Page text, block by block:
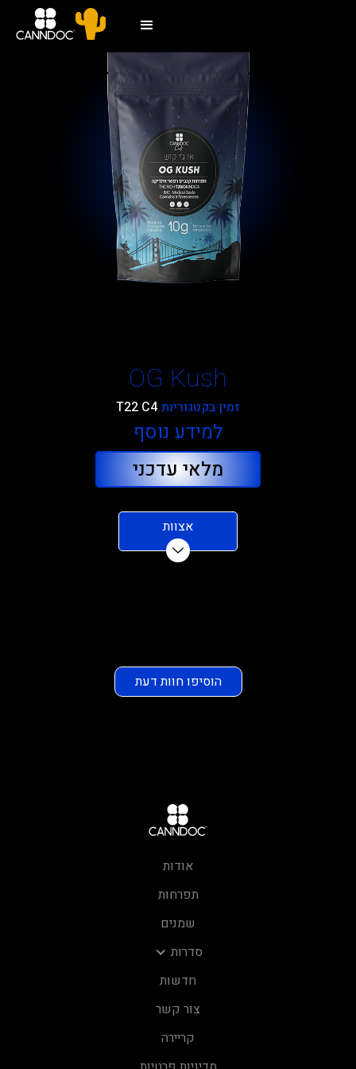
OG Kush
זמין בקטגוריות T22 C4
למידע נוסף
מלאי עדכני
אצוות
הוסיפו חוות דעת
אודות
תפרחות
שמנים
סדרות
חדשות
צור קשר
קריירה